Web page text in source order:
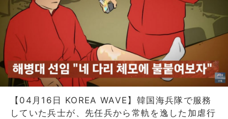
【04月16日 KOREA WAVE】韓国海兵隊で服務
していた兵士が、先任兵から常軌を逸した加虐行